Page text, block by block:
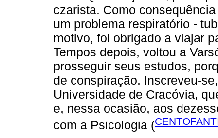
czarista. Como
um problema respiratório -
motivo, foi obrigado a viajar
Tempos depois, voltou a
prosseguir seus estudos,
de conspiração. Inscreveu-
Universidade de Cracóvia,
e, nessa ocasião, aos
com a Psicologia (